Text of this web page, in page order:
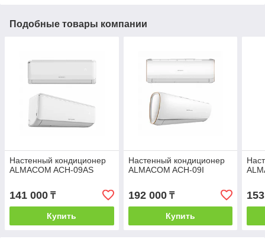
Подобные товары компании
Настенный кондиционер
ALMACOM ACH-09AS
141 000 ₸
Купить
Настенный кондиционер
ALMACOM ACH-09I
192 000₸
Купить